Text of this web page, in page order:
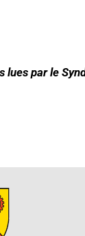
lues par le